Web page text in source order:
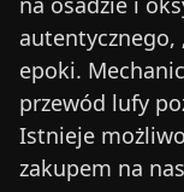
autentycznego,
epoki.
przewód lufy
Istnieje
zakupem na